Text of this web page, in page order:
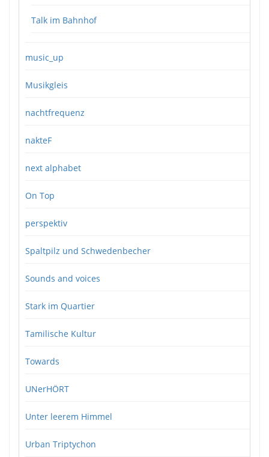
Talk im Bahnhof
music_up
Musikgleis
nachtfrequenz
nakteF
next alphabet
On Top
perspektiv
Spaltpilz und Schwedenbecher
Sounds and voices
Stark im Quartier
Tamilische Kultur
Towards
UNerHÖRT
Unter leerem Himmel
Urban Triptychon